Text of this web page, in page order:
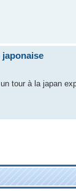
japonaise
tour à la japan